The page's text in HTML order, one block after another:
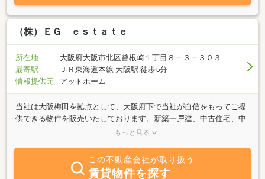
業家として随時、個別にご相談をお受けいたします。お気軽にご連
絡くださいませ。
（株）ＥＧ ｅｓｔａｔｅ
所在地
大阪府大阪市北区曾根崎１丁目８－３－３０３
最寄駅
ＪＲ東海道本線 大阪駅 徒歩5分
情報提供元
アットホーム
当社は大阪梅田を拠点として、大阪府下で当社が自信をもってご提
供できる物件を販売いたしております。新築一戸建、中古住宅、中
古マンション、各物件のリノベーション、リフォーム等の実績を生
す。又空き家対策として物件の調査及び改装販売にも力を入れてい
ます。弊社得意とするマンション、中古住宅のリフォーム、リノベ
もっと見る
この不動産会社が取り扱う
賃貸物件を探す